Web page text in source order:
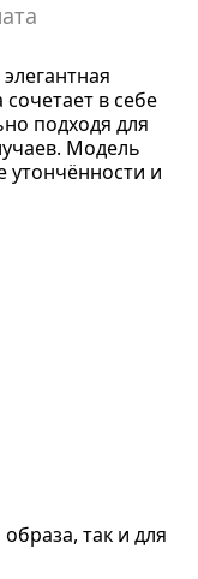
в себе
подходя для
Модель
утончённости и
так и для